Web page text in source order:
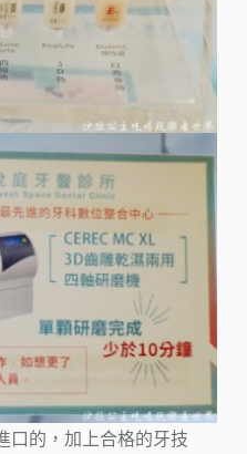
口的，加上合格的牙技